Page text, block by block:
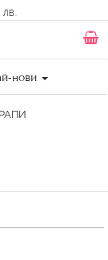
нови